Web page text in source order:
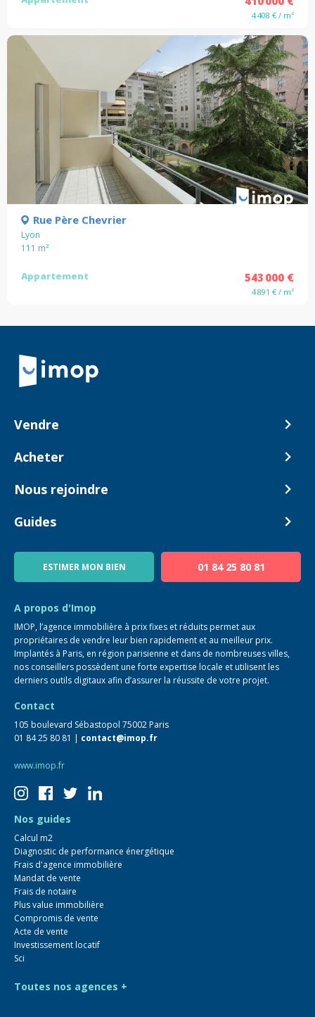
4 408 € / m²
Rue Père Chevrier
Lyon
111 m²
Appartement 543 000 €
4 891 € / m²
Retour à la navigation principale
Vendre
Comment ça marche ?
Acheter
Biens en vente
Nous rejoindre
Devenir Conseiller
Guides
Blog
ESTIMER MON BIEN 01 84 25 80 81
A propos d'Imop
IMOP, l’agence immobilière à prix fixes et réduits permet aux
propriétaires de vendre leur bien rapidement et au meilleur prix.
Implantés à Paris, en région parisienne et dans de nombreuses villes,
nos conseillers possèdent une forte expertise locale et utilisent les
derniers outils digitaux afin d’assurer la réussite de votre projet.
Contact
105 boulevard Sébastopol 75002 Paris
01 84 25 80 81 | contact@imop.fr
www.imop.fr
Nos guides
Calcul m2
Diagnostic de performance énergétique
Frais d'agence immobilière
Mandat de vente
Frais de notaire
Plus value immobilière
Compromis de vente
Acte de vente
Investissement locatif
Sci
Toutes nos agences +